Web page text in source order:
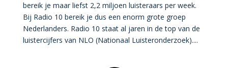
bereik je maar liefst 2,2 miljoen luisteraars per week.
Bij Radio 10 bereik je dus een enorm grote groep
Nederlanders. Radio 10 staat al jaren in de top van de
luistercijfers van NLO (Nationaal Luisteronderzoek)....